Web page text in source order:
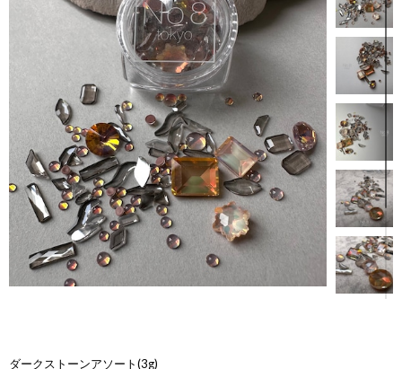
ダークストーンアソート(3g)